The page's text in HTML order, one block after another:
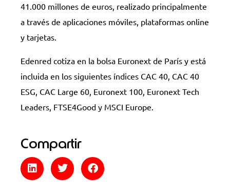
41.000 millones de euros, realizado principalmente
a través de aplicaciones móviles, plataformas online
y tarjetas.
Edenred cotiza en la bolsa Euronext de París y está
incluida en los siguientes índices CAC 40, CAC 40
ESG, CAC Large 60, Euronext 100, Euronext Tech
Leaders, FTSE4Good y MSCI Europe.
Compartir